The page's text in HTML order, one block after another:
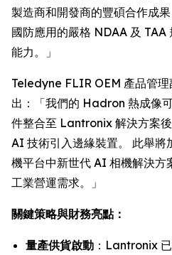
製造商和開發商的豐碩合作成
國防應用的嚴格 NDAA 及 TAA
能力。」
Teledyne FLIR OEM 產品管
出：「我們的 Hadron 熱成像
件整合至 Lantronix 解決方案
AI 技術引入邊緣裝置。 此舉將
機平台中新世代 AI 相機解決方
工業營運需求。」
關鍵策略與財務亮點：
量產供貨啟動 ：Lantronix